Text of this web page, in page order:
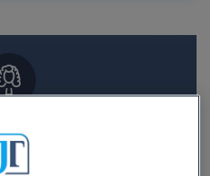
en cabinet avec un
?